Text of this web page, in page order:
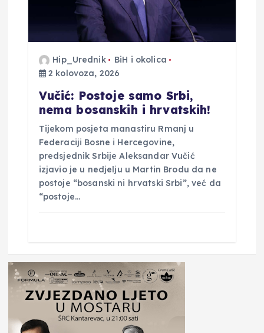
Hip_Urednik
BiH i okolica
2 kolovoza, 2026
Vučić: Postoje samo Srbi,
nema bosanskih i hrvatskih!
Tijekom posjeta manastiru Rmanj u
Federaciji Bosne i Hercegovine,
predsjednik Srbije Aleksandar Vučić
izjavio je u nedjelju u Martin Brodu da ne
postoje “bosanski ni hrvatski Srbi”, već da
“postoje…